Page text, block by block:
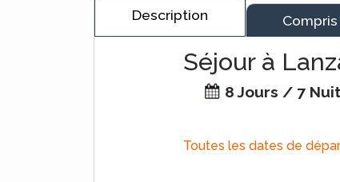
Description
Séjour à
8 Jours / 7
Toutes les dates de